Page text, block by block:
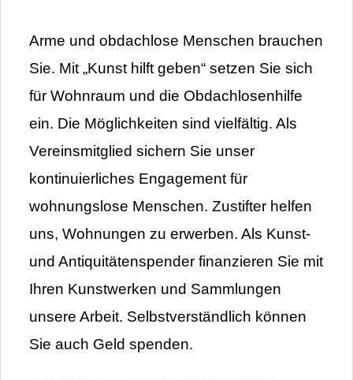
Arme und obdachlose Menschen brauchen
Sie. Mit „Kunst hilft geben“ setzen Sie sich
für Wohnraum und die Obdachlosenhilfe
ein. Die Möglichkeiten sind vielfältig. Als
Vereinsmitglied sichern Sie unser
kontinuierliches Engagement für
wohnungslose Menschen. Zustifter helfen
uns, Wohnungen zu erwerben. Als Kunst-
und Antiquitätenspender finanzieren Sie mit
Ihren Kunstwerken und Sammlungen
unsere Arbeit. Selbstverständlich können
Sie auch Geld spenden.